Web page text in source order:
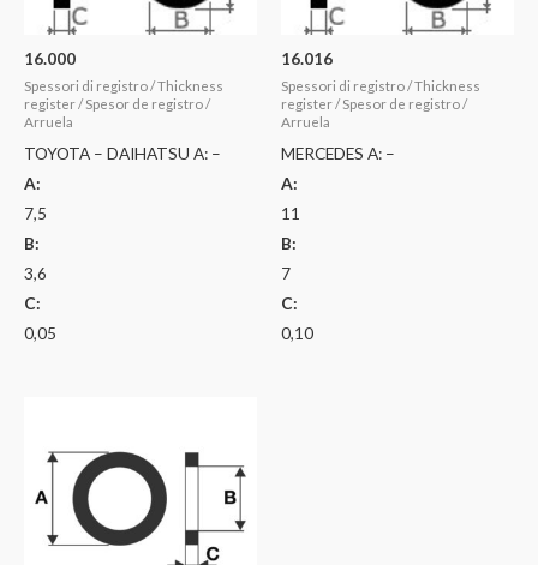
16.000
Spessori di registro / Thickness
register / Spesor de registro /
Arruela
TOYOTA – DAIHATSU A: –
A:
7,5
B:
3,6
C:
0,05
16.016
Spessori di registro / Thickness
register / Spesor de registro /
Arruela
MERCEDES A: –
A:
11
B:
7
C:
0,10